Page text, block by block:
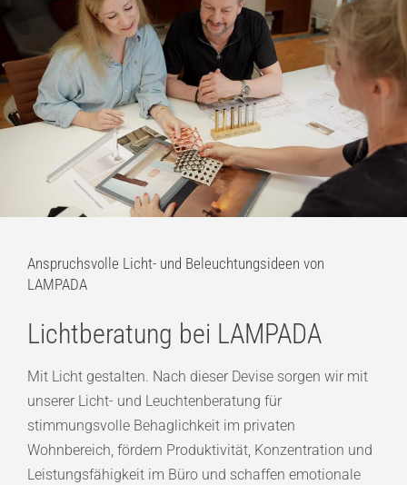
Anspruchsvolle Licht- und Beleuchtungsideen von
LAMPADA
Lichtberatung bei LAMPADA
Mit Licht gestalten. Nach dieser Devise sorgen wir mit
unserer Licht- und Leuchtenberatung für
stimmungsvolle Behaglichkeit im privaten
Wohnbereich, fördern Produktivität, Konzentration und
Leistungsfähigkeit im Büro und schaffen emotionale